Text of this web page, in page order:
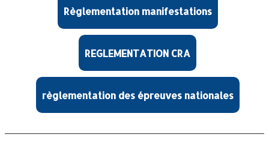
Règlementation manifestations
REGLEMENTATION CRA
règlementation des épreuves nationales